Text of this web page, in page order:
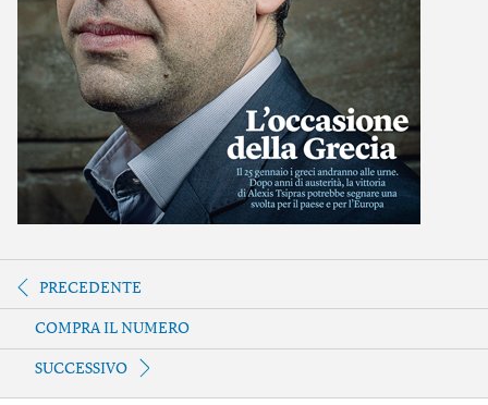
PRECEDENTE
COMPRA IL NUMERO
SUCCESSIVO